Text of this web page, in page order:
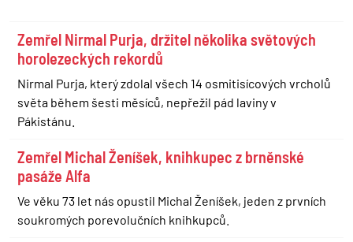
Zemřel Nirmal Purja, držitel několika světových
horolezeckých rekordů
Nirmal Purja, který zdolal všech 14 osmitisícových vrcholů
světa během šesti měsíců, nepřežil pád laviny v
Pákistánu.
Zemřel Michal Ženíšek, knihkupec z brněnské
pasáže Alfa
Ve věku 73 let nás opustil Michal Ženíšek, jeden z prvních
soukromých porevolučních knihkupců.